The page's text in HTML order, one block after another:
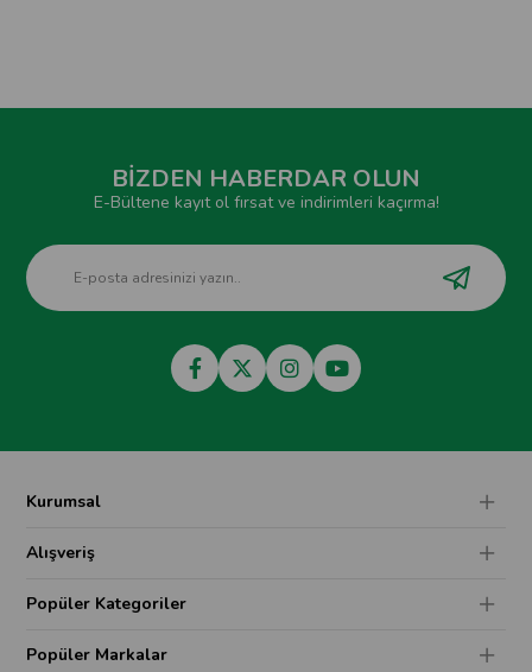
BİZDEN HABERDAR OLUN
E-Bültene kayıt ol fırsat ve indirimleri kaçırma!
Kurumsal
Alışveriş
Popüler Kategoriler
Popüler Markalar